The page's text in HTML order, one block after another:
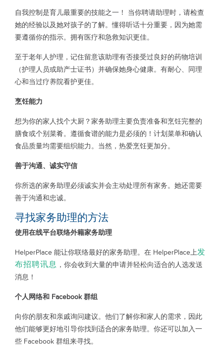
自我控制是育儿最重要的技能之一！ 当你聘请助理时，请检查
她的经验以及她对孩子的了解。懂得听话十分重要，因为她需
要遵循你的指示。拥有医疗和急救知识更佳。
至于老年人护理，记住留意该助理有否接受过良好的药物培训
（护理人员或助产士证书）并确保她身心健康。有耐心、同理
心和当过疗养院看护更佳。
烹饪能力
想为你的家人找个大厨？家务助理主要负责准备和烹饪完整的
膳食或个别菜肴。遵循食谱的能力是必须的！计划菜单和确认
食品质量均需要组织能力。当然，热爱烹饪更加分。
善于沟通、诚实守信
你所选的家务助理必须诚实并会主动处理所有家务。她还需要
善于沟通和忠诚。
寻找家务助理的方法
使用在线平台联络外籍家务助理
HelperPlace 能让你联络最好的家务助理。在 HelperPlace上发
布招聘讯息 ，你会收到大量的申请并轻松向适合的人选发送
消息！
个人网络和 Facebook 群组
向你的朋友和亲戚询问建议。他们了解你和家人的需求，因此
他们能够更好地引导你找到适合的家务助理。你还可以加入一
些 Facebook 群组来寻找。